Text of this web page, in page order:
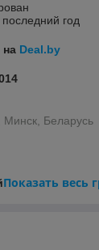
год
на Deal.by
Минск, Беларусь
Показать весь